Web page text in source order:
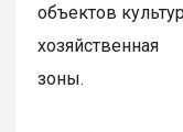
объектов
хозяйственная
зоны.